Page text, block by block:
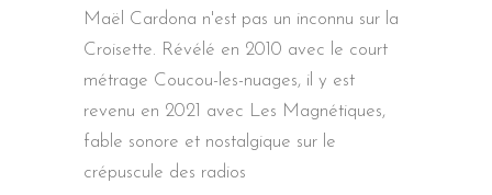
Maël Cardona n'est pas un inconnu sur la
Croisette. Révélé en 2010 avec le court
métrage Coucou-les-nuages, il y est
revenu en 2021 avec Les Magnétiques,
fable sonore et nostalgique sur le
crépuscule des radios